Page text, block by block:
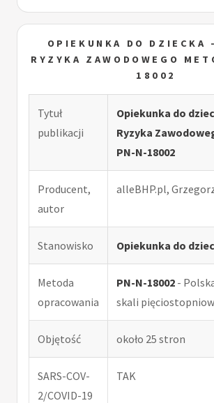
OPIEKUNKA DO DZIECKA
RYZYKA ZAWODOWEGO
18002
Tytuł
publikacji
Opiekunka do
Ryzyka
PN-N-18002
Producent,
autor
alleBHP.pl,
Stanowisko Opiekunka do
Metoda
opracowania
PN-N-18002 -
skali
Objętość około 25 stron
SARS-COV-
2/COVID-19
TAK